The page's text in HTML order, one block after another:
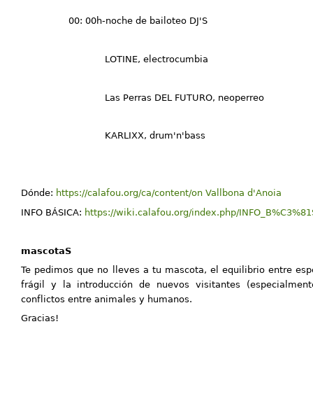
00: 00h-noche de bailoteo DJ'S
LOTINE, electrocumbia
Las Perras DEL FUTURO, neoperreo
KARLIXX, drum'n'bass
Dónde: https://calafou.org/ca/content/on Vallbona d'Anoia
INFO BÁSICA: https://wiki.calafou.org/index.php/
mascotaS
Te pedimos que no lleves a tu mascota, el equilibrio entre
frágil y la introducción de nuevos visitantes
conflictos entre animales y humanos.
Gracias!